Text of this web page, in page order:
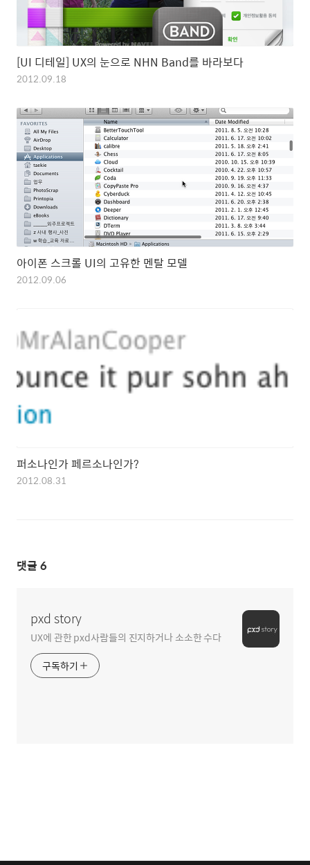
[UI 디테일] UX의 눈으로 NHN Band를 바라보다
2012.09.18
아이폰 스크롤 UI의 고유한 멘탈 모델
2012.09.06
퍼소나인가 페르소나인가?
2012.08.31
댓글 6
pxd story
UX에 관한 pxd사람들의 진지하거나 소소한 수다
구독하기